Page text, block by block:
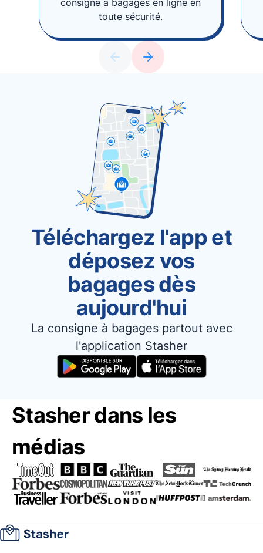
consigne à bagages en ligne en
toute sécurité.
Téléchargez l'app et
déposez vos
bagages dès
aujourd'hui
La consigne à bagages partout avec
l'application Stasher
Stasher dans les
médias